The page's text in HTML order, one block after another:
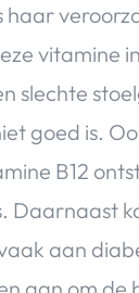
vitamine
slechte
goed is.
B12
Daarnaast
aan